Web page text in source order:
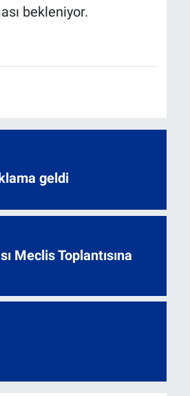
bekleniyor.
geldi
Meclis Toplantısına